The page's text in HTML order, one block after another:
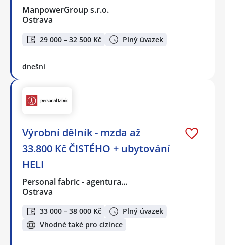
ManpowerGroup s.r.o.
Ostrava
29 000 – 32 500 Kč Plný úvazek
dnešní
Výrobní dělník - mzda až
33.800 Kč ČISTÉHO + ubytování
HELI
Personal fabric - agentura…
Ostrava
33 000 – 38 000 Kč
Plný úvazek
Vhodné také pro cizince